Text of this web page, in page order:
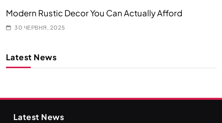
Modern Rustic Decor You Can Actually Afford
30 ЧЕРВНЯ, 2025
Latest News
Latest News